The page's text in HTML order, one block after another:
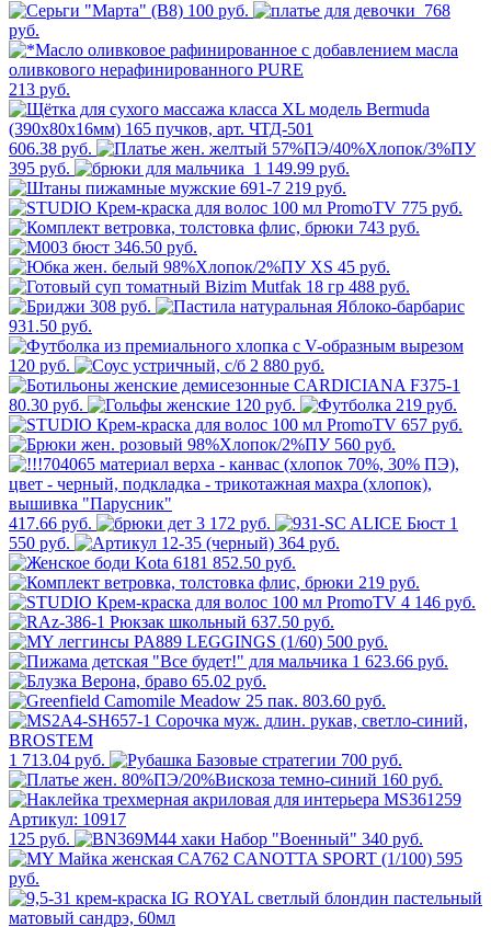
100 руб.
768
руб.
213 руб.
606.38 руб.
395 руб.
1 149.99 руб.
219 руб.
775 руб.
743 руб.
346.50 руб.
45 руб.
488 руб.
308 руб.
931.50 руб.
120 руб. 2 880 руб.
80.30 руб. 120 руб.
219 руб.
657 руб.
560 руб.
417.66 руб. 3 172 руб.
1
550 руб.
364 руб.
852.50 руб.
219 руб.
4 146 руб.
637.50 руб.
500 руб.
1 623.66 руб.
65.02 руб.
803.60 руб.
1 713.04 руб.
700 руб.
160 руб.
125 руб.
340 руб.
595
руб.